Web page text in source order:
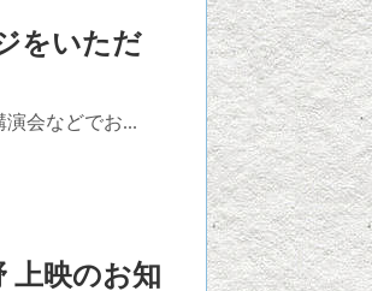
をいただ
会などでお...
上映のお知